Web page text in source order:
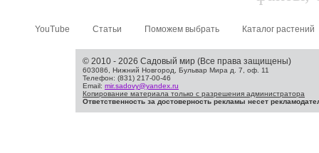
YouTube Статьи Поможем выбрать Каталог растений
© 2010 - 2026 Садовый мир (Все права защищены)
603086, Нижний Новгород, Бульвар Мира д. 7, оф. 11
Телефон: (831) 217-00-46
Email: mir.sadovy@yandex.ru
Копирование материала только с разрешения администратора
Ответственность за достоверность рекламы несет